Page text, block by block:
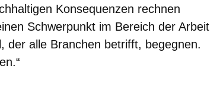
Konsequenzen rechnen
Schwerpunkt im Bereich der Arbeit
der alle Branchen betrifft, begegnen.